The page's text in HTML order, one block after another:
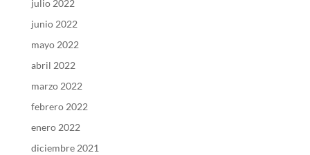
julio 2022
junio 2022
mayo 2022
abril 2022
marzo 2022
febrero 2022
enero 2022
diciembre 2021